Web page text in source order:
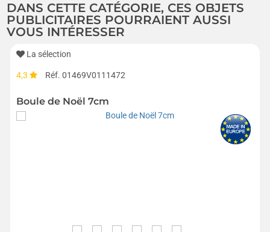
DANS CETTE CATÉGORIE, CES OBJETS
PUBLICITAIRES POURRAIENT AUSSI
VOUS INTÉRESSER
La sélection
4,3 Réf. 01469V0111472
Boule de Noël 7cm